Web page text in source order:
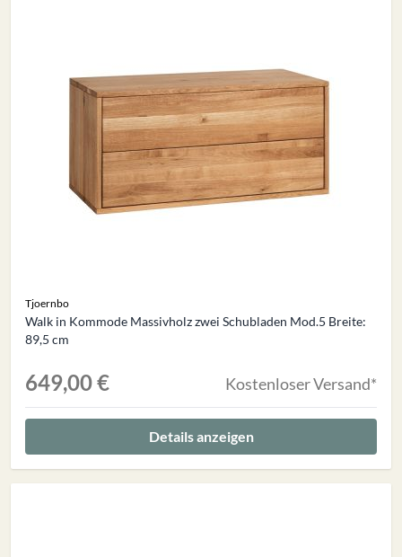
Tjoernbo
Walk in Kommode Massivholz zwei Schubladen Mod.5 Breite:
89,5 cm
649,00 € Kostenloser Versand*
Details anzeigen